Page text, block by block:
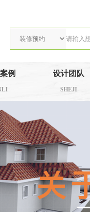
例 设计团队
SHEJI